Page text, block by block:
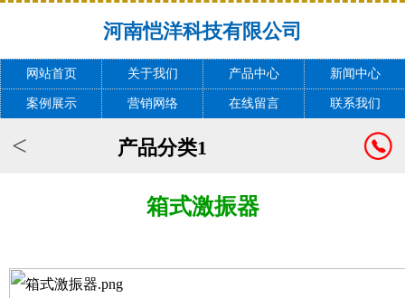
河南恺洋科技有限公司
网站首页 关于我们 产品中心 新闻中心
案例展示 营销网络 在线留言 联系我们
< 产品分类1
箱式激振器